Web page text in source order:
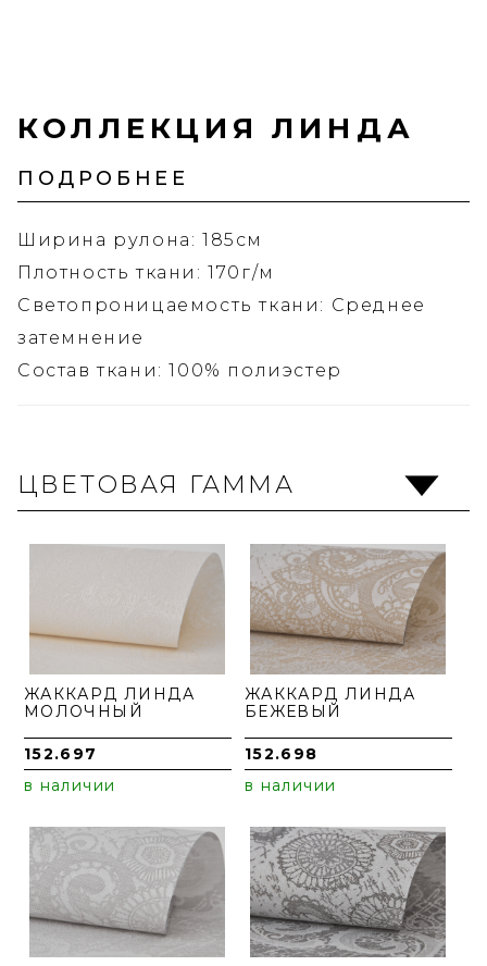
КОЛЛЕКЦИЯ ЛИНДА
ПОДРОБНЕЕ
Ширина рулона: 185см
Плотность ткани: 170г/м
Светопроницаемость ткани: Среднее
затемнение
Состав ткани: 100% полиэстер
ЦВЕТОВАЯ ГАММА
ЖАККАРД ЛИНДА
МОЛОЧНЫЙ
152.697
в наличии
ЖАККАРД ЛИНДА
БЕЖЕВЫЙ
152.698
в наличии